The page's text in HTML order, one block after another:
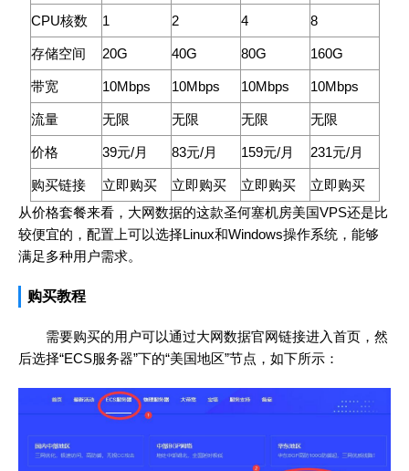
CPU核数 1 2 4 8
存储空间 20G 40G 80G 160G
带宽 10Mbps 10Mbps 10Mbps 10Mbps
流量 无限 无限 无限 无限
价格 39元/月 83元/月 159元/月 231元/月
购买链接 立即购买 立即购买 立即购买
立即购买
从价格套餐来看，大网数据的这款圣何塞机房美国VPS还是比
较便宜的，配置上可以选择Linux和Windows操作系统，能够
满足多种用户需求。
购买教程
需要购买的用户可以通过大网数据官网链接进入首页，然
后选择“ECS服务器”下的“美国地区”节点，如下所示：